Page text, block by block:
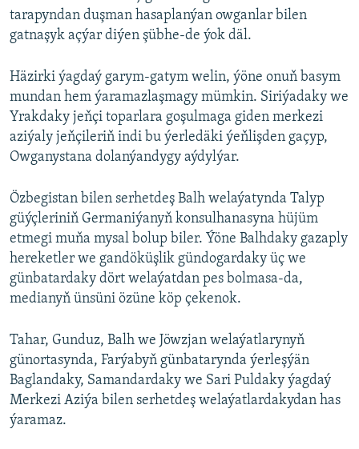
tarapyndan duşman hasaplanýan owganlar bilen
gatnaşyk açýar diýen şübhe-de ýok däl.
Häzirki ýagdaý garym-gatym welin, ýöne onuň basym
mundan hem ýaramazlaşmagy mümkin. Siriýadaky we
Yrakdaky jeňçi toparlara goşulmaga giden merkezi
aziýaly jeňçileriň indi bu ýerledäki ýeňlişden gaçyp,
Owganystana dolanýandygy aýdylýar.
Özbegistan bilen serhetdeş Balh welaýatynda Talyp
güýçleriniň Germaniýanyň konsulhanasyna hüjüm
etmegi muňa mysal bolup biler. Ýöne Balhdaky gazaply
hereketler we gandöküşlik gündogardaky üç we
günbatardaky dört welaýatdan pes bolmasa-da,
medianyň ünsüni özüne köp çekenok.
Tahar, Gunduz, Balh we Jöwzjan welaýatlarynyň
günortasynda, Farýabyň günbatarynda ýerleşýän
Baglandaky, Samandardaky we Sari Puldaky ýagdaý
Merkezi Aziýa bilen serhetdeş welaýatlardakydan has
ýaramaz.